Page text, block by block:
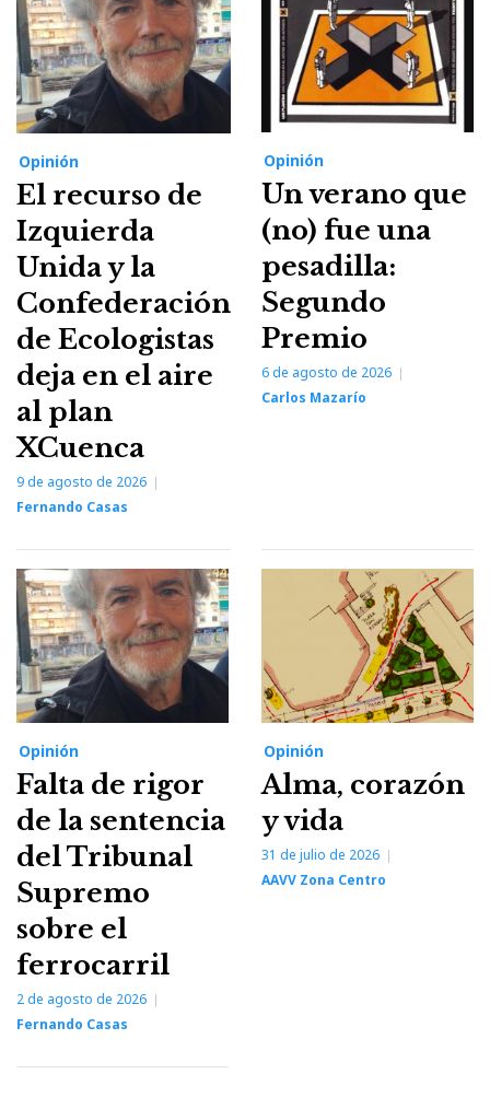
Opinión
El recurso de
Izquierda
Unida y la
Confederación
de Ecologistas
deja en el aire
al plan
XCuenca
9 de agosto de 2026
Fernando Casas
Opinión
Un verano que
(no) fue una
pesadilla:
Segundo
Premio
6 de agosto de 2026
Carlos Mazarío
Opinión
Falta de rigor
de la sentencia
del Tribunal
Supremo
sobre el
ferrocarril
2 de agosto de 2026
Fernando Casas
Opinión
Alma, corazón
y vida
31 de julio de 2026
AAVV Zona Centro